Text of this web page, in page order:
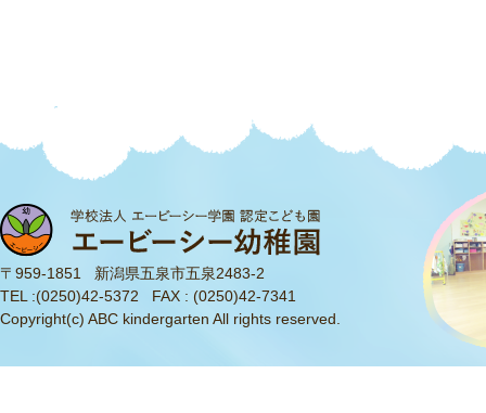
〒959-1851 新潟県五泉市五泉2483-2
TEL :(0250)42-5372 FAX : (0250)42-7341
Copyright(c) ABC kindergarten All rights reserved.